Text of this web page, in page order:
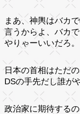
まあ、神輿はバカ
言うからよ、バカ
やりゃーいいだろ。
日本の首相はただ
DSの手先だし誰が
政治家に期待する